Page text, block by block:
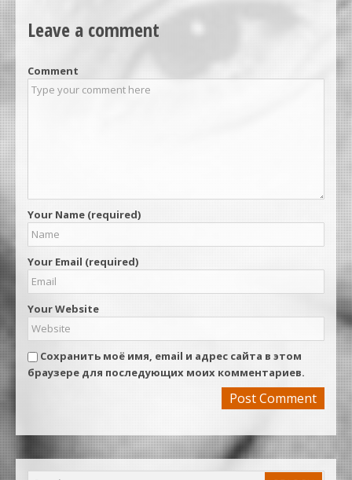
Leave a comment
Comment
Your Name (required)
Your Email (required)
Your Website
Сохранить моё имя, email и адрес сайта в этом
браузере для последующих моих комментариев.